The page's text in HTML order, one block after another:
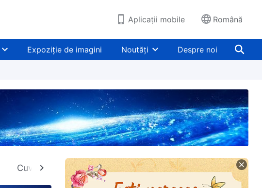
Aplicații mobile Română
Expoziție de imagini Noutăți Despre noi
Cuvintele lui Hristos când a mers în Biserici